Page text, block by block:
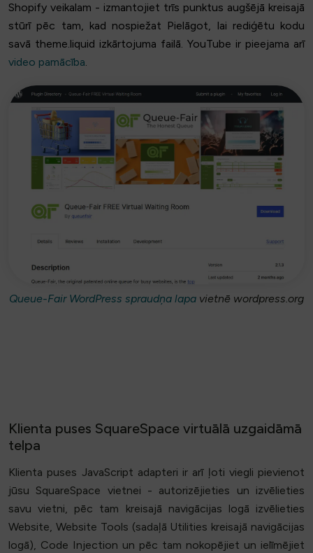
Shopify veikalam - izmantojiet trīs punktus augšējā kreisajā
stūrī pēc tam, kad nospiežat Pielāgot, lai rediģētu kodu
savā theme.liquid izkārtojuma failā. YouTube ir pieejama arī
video pamācība.
Queue-Fair WordPress spraudņa lapa vietnē wordpress.org
Klienta puses SquareSpace virtuālā uzgaidāmā
telpa
Klienta puses JavaScript adapteri ir arī ļoti viegli pievienot
jūsu SquareSpace vietnei - autorizējieties un izvēlieties
savu vietni, pēc tam kreisajā navigācijas logā izvēlieties
Website, Website Tools (sadaļā Utilities kreisajā navigācijas
logā), Code Injection un pēc tam nokopējiet un ielīmējiet